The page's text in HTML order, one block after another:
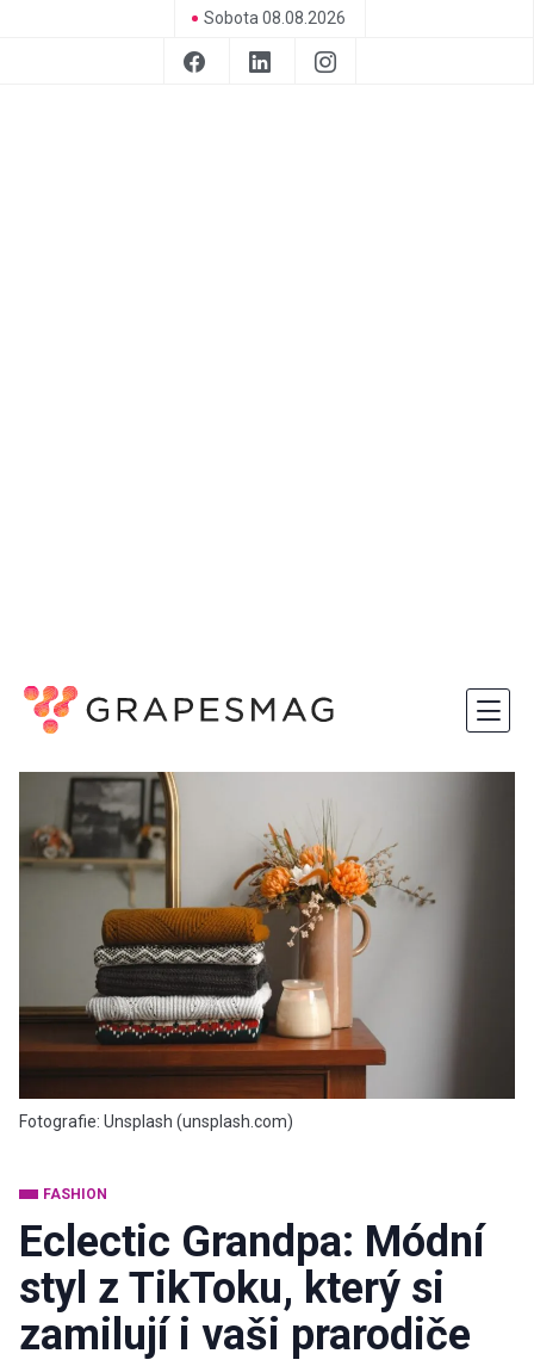
Sobota 08.08.2026
Fotografie: Unsplash (unsplash.com)
FASHION
Eclectic Grandpa: Módní
styl z TikToku, který si
zamilují i vaši prarodiče